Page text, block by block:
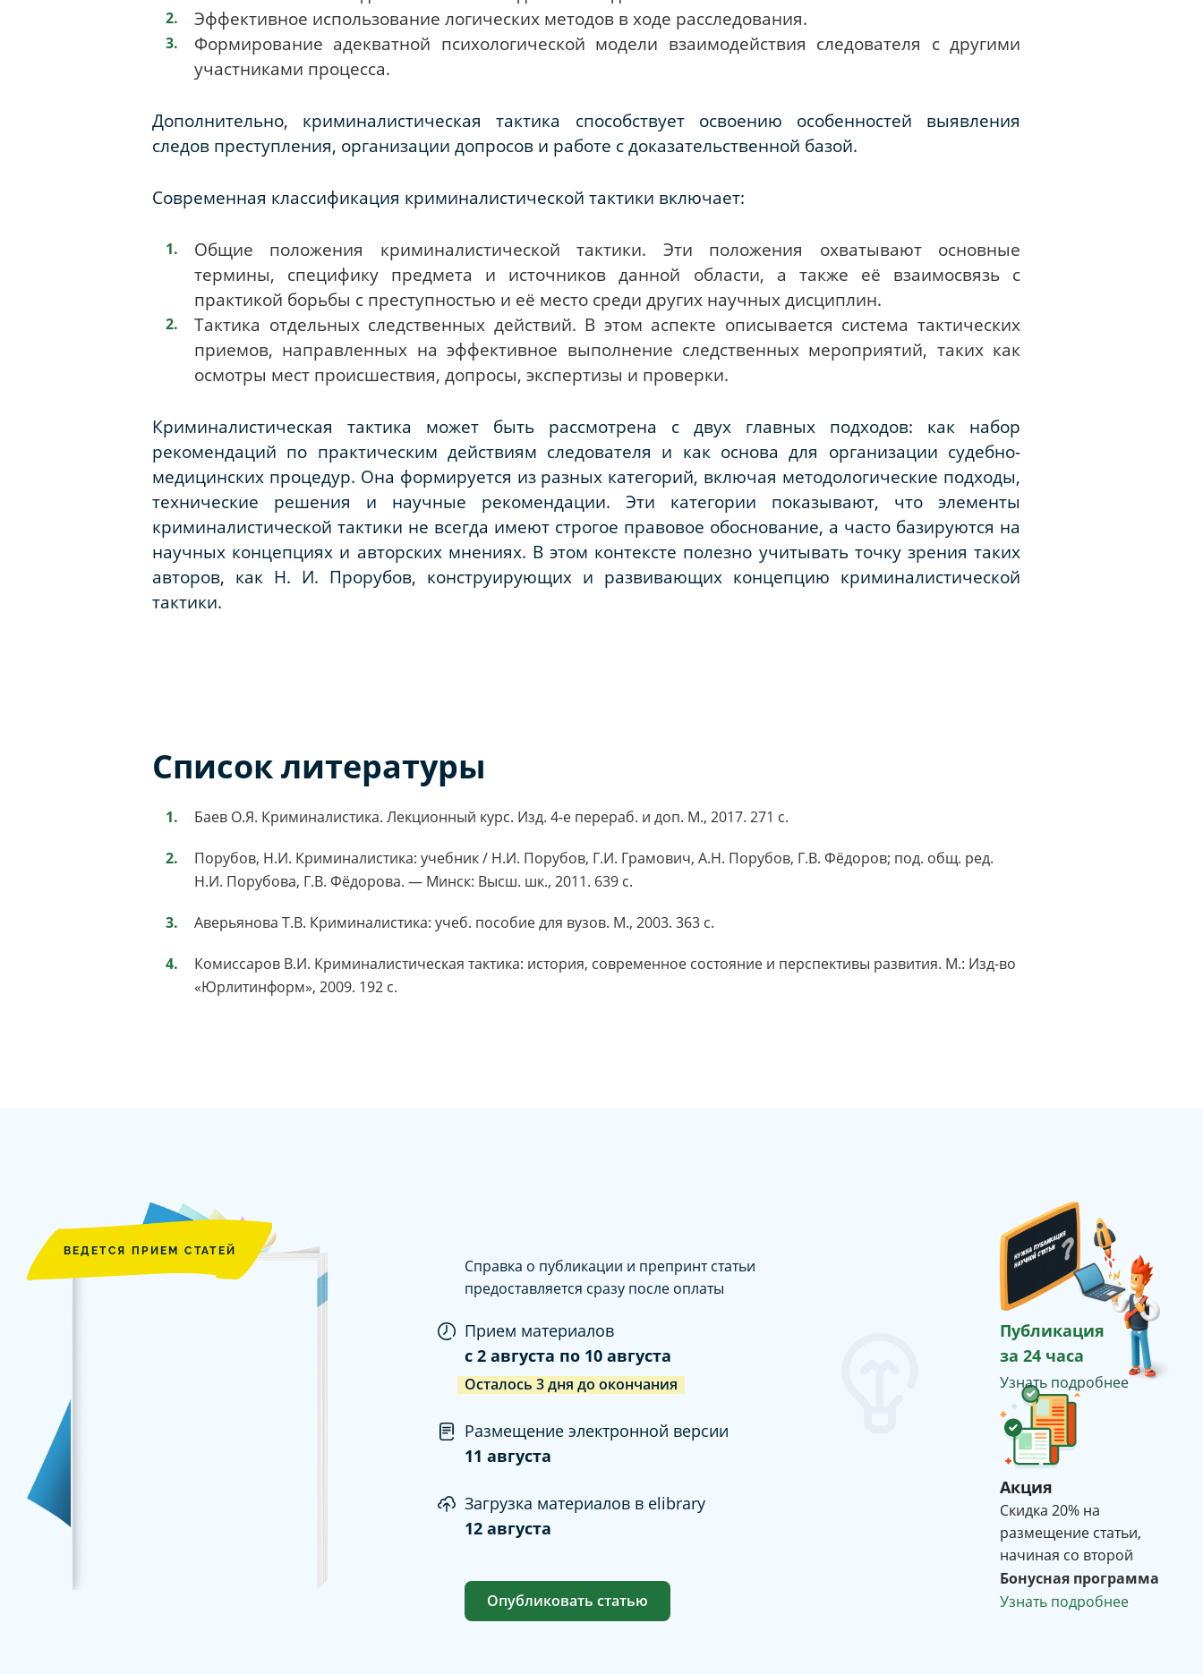
Эффективное использование логических методов в ходе расследования.
Формирование адекватной психологической модели взаимодействия следователя с другими
участниками процесса.
Дополнительно, криминалистическая тактика способствует освоению особенностей выявления
следов преступления, организации допросов и работе с доказательственной базой.
Современная классификация криминалистической тактики включает:
Общие положения криминалистической тактики. Эти положения охватывают основные
термины, специфику предмета и источников данной области, а также её взаимосвязь с
практикой борьбы с преступностью и её место среди других научных дисциплин.
Тактика отдельных следственных действий. В этом аспекте описывается система тактических
приемов, направленных на эффективное выполнение следственных мероприятий, таких как
осмотры мест происшествия, допросы, экспертизы и проверки.
Криминалистическая тактика может быть рассмотрена с двух главных подходов: как набор
рекомендаций по практическим действиям следователя и как основа для организации судебно-
медицинских процедур. Она формируется из разных категорий, включая методологические подходы,
технические решения и научные рекомендации. Эти категории показывают, что элементы
криминалистической тактики не всегда имеют строгое правовое обоснование, а часто базируются на
научных концепциях и авторских мнениях. В этом контексте полезно учитывать точку зрения таких
авторов, как Н. И. Прорубов, конструирующих и развивающих концепцию криминалистической
тактики.
Список литературы
Баев О.Я. Криминалистика. Лекционный курс. Изд. 4-е перераб. и доп. М., 2017. 271 с.
Порубов, Н.И. Криминалистика: учебник / Н.И. Порубов, Г.И. Грамович, А.Н. Порубов, Г.В. Фёдоров; под. общ. ред.
Н.И. Порубова, Г.В. Фёдорова. — Минск: Высш. шк., 2011. 639 с.
Аверьянова Т.В. Криминалистика: учеб. пособие для вузов. М., 2003. 363 с.
Комиссаров В.И. Криминалистическая тактика: история, современное состояние и перспективы развития. М.: Изд-во
«Юрлитинформ», 2009. 192 с.
ВЕДЕТСЯ ПРИЕМ СТАТЕЙ
Справка о публикации и препринт статьи
предоставляется сразу после оплаты
Прием материалов
c 2 августа по 10 августа
Осталось 3дня до окончания
Размещение электронной версии
11 августа
Загрузка материалов в elibrary
12 августа
Опубликовать статью
Публикация
за 24 часа
Узнать подробнее
Акция
Cкидка 20% на
размещение статьи,
начиная со второй
Бонусная программа
Узнать подробнее